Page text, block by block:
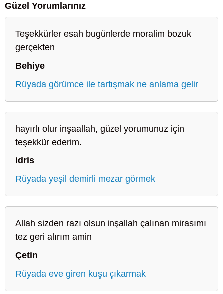
Güzel Yorumlarınız
Teşekkürler esah bugünlerde moralim bozuk
gerçekten
Behiye
Rüyada görümce ile tartışmak ne anlama gelir
hayırlı olur inşaallah, güzel yorumunuz için
teşekkür ederim.
idris
Rüyada yeşil demirli mezar görmek
Allah sizden razı olsun inşallah çalınan mirasımı
tez geri alırım amin
Çetin
Rüyada eve giren kuşu çıkarmak